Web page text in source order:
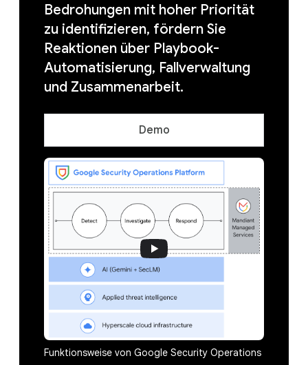
Bedrohungen mit hoher Priorität
zu identifizieren, fördern Sie
Reaktionen über Playbook-
Automatisierung, Fallverwaltung
und Zusammenarbeit.
Demo
Funktionsweise von Google Security Operations